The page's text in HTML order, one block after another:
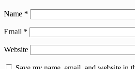
Name *
Email *
Website